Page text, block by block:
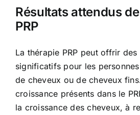
Résultats attendus
PRP
La thérapie PRP peut offrir des
significatifs pour les
de cheveux ou de cheveux
croissance présents dans le
la croissance des cheveux, à